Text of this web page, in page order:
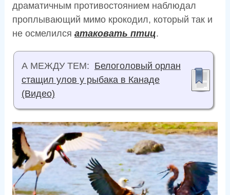
драматичным противостоянием наблюдал
проплывающий мимо крокодил, который так и
не осмелился атаковать птиц.
А МЕЖДУ ТЕМ: Белоголовый орлан
стащил улов у рыбака в Канаде
(Видео)